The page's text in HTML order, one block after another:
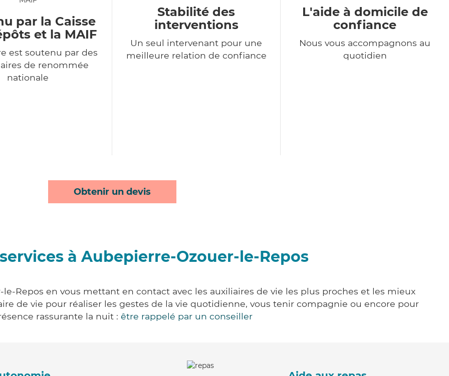
par la Caisse
et la MAIF
est soutenu par des
de renommée
nationale
Stabilité des
interventions
Un seul intervenant pour une
meilleure relation de confiance
L'aide à domicile de
confiance
Nous vous accompagnons au
quotidien
Obtenir un devis
à Aubepierre-Ozouer-le-Repos
Repos en vous mettant en contact avec les auxiliaires de vie les plus proches et les mieux
de vie pour réaliser les gestes de la vie quotidienne, vous tenir compagnie ou encore pour
rassurante la nuit : être rappelé par un conseiller